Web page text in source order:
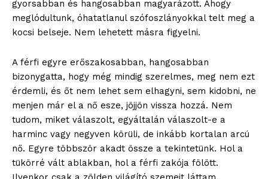
gyorsabban és hangosabban magyarázott. Ahogy
meglódultunk, óhatatlanul szófoszlányokkal telt meg a
kocsi belseje. Nem lehetett másra figyelni.
A férfi egyre erőszakosabban, hangosabban
bizonygatta, hogy még mindig szerelmes, meg nem ezt
érdemli, és őt nem lehet sem elhagyni, sem kidobni, ne
menjen már el a nő esze, jöjjön vissza hozzá. Nem
tudom, miket válaszolt, egyáltalán válaszolt-e a
harminc vagy negyven körüli, de inkább kortalan arcú
nő. Egyre többször akadt össze a tekintetünk. Hol a
tükörré vált ablakban, hol a férfi zakója fölött.